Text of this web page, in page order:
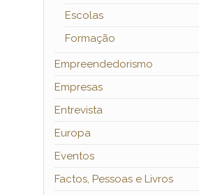
Escolas
Formação
Empreendedorismo
Empresas
Entrevista
Europa
Eventos
Factos, Pessoas e Livros